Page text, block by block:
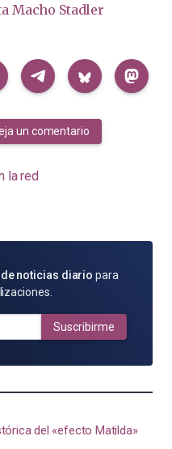
Macho Stadler
un comentario
la red
noticias diario para
Suscribirme
del «efecto Matilda»